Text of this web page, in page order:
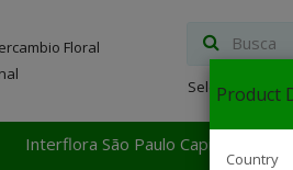
Select
Interflora São Paulo Capital
Product
Country